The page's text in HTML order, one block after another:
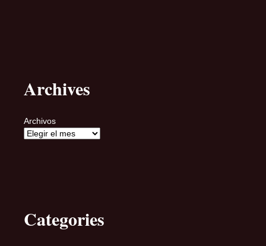
Archives
Archivos
Categories